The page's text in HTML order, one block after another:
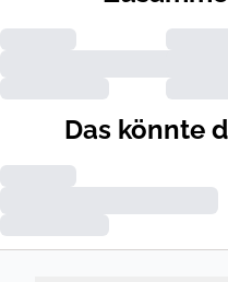
Das könnte